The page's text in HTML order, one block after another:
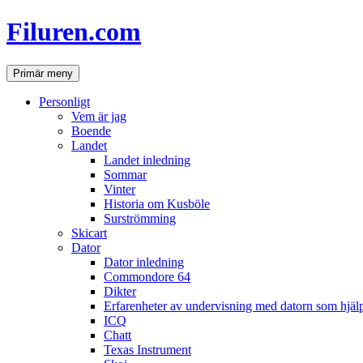
Hoppa
till
Filuren.com
SökPrimär meny
Personligt
Vem är jag
Boende
Landet
Landet inledning
Sommar
Vinter
Historia om Kusböle
Surströmming
Skicart
Dator
Dator inledning
Commondore 64
Dikter
Erfarenheter av undervisning med datorn som
ICQ
Chatt
Texas Instrument